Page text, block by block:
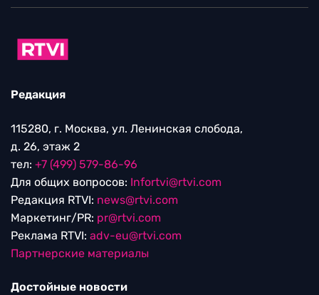
Редакция
115280, г. Москва, ул. Ленинская слобода,
д. 26, этаж 2
тел: +7 (499) 579-86-96
Для общих вопросов: Infortvi@rtvi.com
Редакция RTVI: news@rtvi.com
Маркетинг/PR: pr@rtvi.com
Реклама RTVI: adv-eu@rtvi.com
Партнерские материалы
Достойные новости